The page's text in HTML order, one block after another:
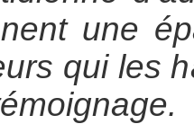
une
qui les